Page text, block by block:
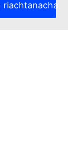
riachtanacha